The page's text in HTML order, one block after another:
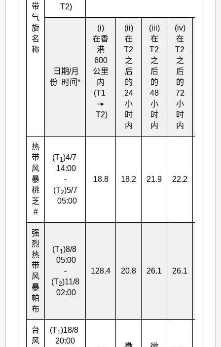
带
气
旋
名
称
T2)
日期/月
份 时间*
(i)
在香
港
600
公里
内
(T1
T2)
(ii)
在
T2
之
后
的
24
小
时
内
(iii)
在
T2
之
后
的
48
小
时
内
(iv)
在
T2
之
后
的
72
小
时
内
热
带
风
暴
桃
芝
#
(T1)4/7
14:00
-
(T2)5/7
05:00
18.8 18.2 21.9 22.2
强
烈
热
带
风
暴
帕
布
(T1)8/8
05:00
-
(T2)11/8
02:00
128.4 20.8 26.1 26.1
台
风
(T1)18/8
20:00